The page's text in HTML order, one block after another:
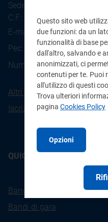
Sede legale: Piazza Cavour
C.F.: 97190020152
E-mail:info@arera.it
Pec:
Numero verde consumatori:
Altri contatti
Iscrizione alla newsletter
QUICKLINKS
Bandi di concorso
Bandi di gara
Questo sito web
due funzioni: da un
funzionalità di base
dall'altro, salvando e
anonimizzati, ci
contenuti per te. Puoi
all'utilizzo di questi
Trova ulteriori
pagina Cookies Policy
Opzioni